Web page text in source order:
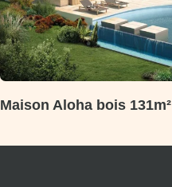
Maison Aloha bois 131m²